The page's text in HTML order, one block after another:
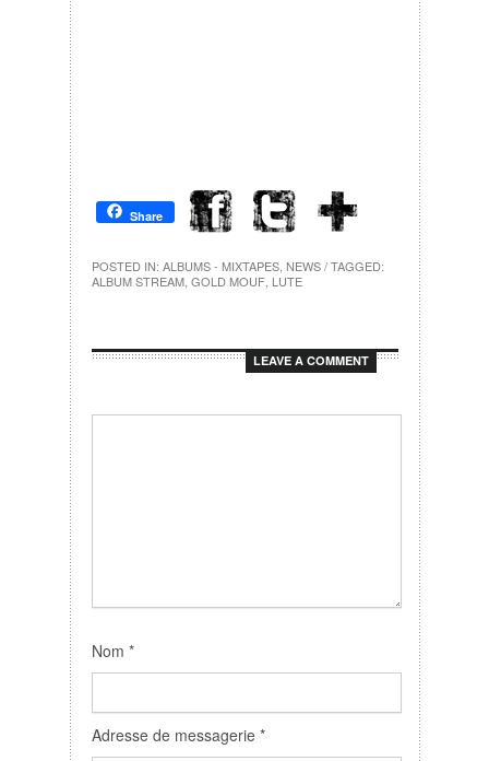
Share
POSTED IN: ALBUMS - MIXTAPES, NEWS / TAGGED:
ALBUM STREAM, GOLD MOUF, LUTE
LEAVE A COMMENT
Nom *
Adresse de messagerie *